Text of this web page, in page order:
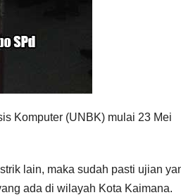
Komputer (UNBK) mulai 23 Mei
lain, maka sudah pasti ujian
ada di wilayah Kota Kaimana.